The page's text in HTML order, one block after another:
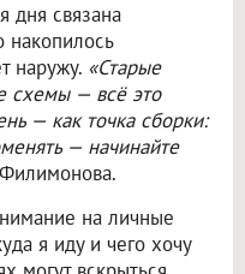
дня связана
накопилось
наружу. «Старые
схемы — всё это
— как точка сборки:
— начинайте
на личные
я иду и чего хочу